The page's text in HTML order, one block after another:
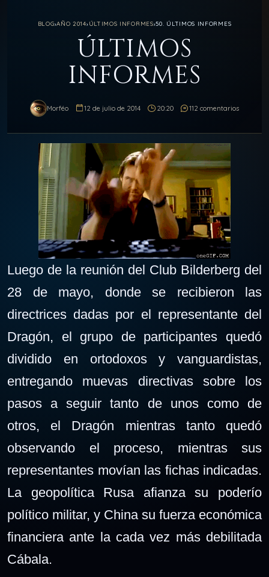
BLOG›AÑO 2014› ÚLTIMOS INFORMES›50. ÚLTIMOS INFORMES
ÚLTIMOS
INFORMES
Morféo 12 de julio de 2014 20:20 112 comentarios
Luego de la reunión del Club Bilderberg del
28 de mayo, donde se recibieron las
directrices dadas por el representante del
Dragón, el grupo de participantes quedó
dividido en ortodoxos y vanguardistas,
entregando muevas directivas sobre los
pasos a seguir tanto de unos como de
otros, el Dragón mientras tanto quedó
observando el proceso, mientras sus
representantes movían las fichas indicadas.
La geopolítica Rusa afianza su poderío
político militar, y China su fuerza económica
financiera ante la cada vez más debilitada
Cábala.